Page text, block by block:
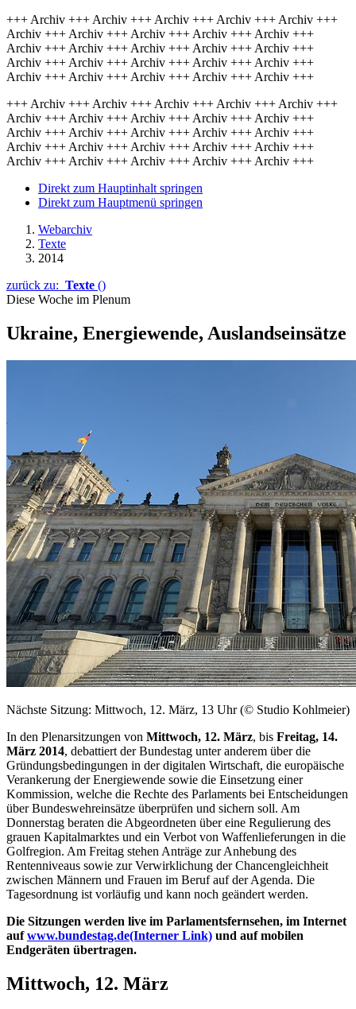
+++ Archiv +++ Archiv +++ Archiv +++ Archiv +++ Archiv +++
Archiv +++ Archiv +++ Archiv +++ Archiv +++ Archiv +++
Archiv +++ Archiv +++ Archiv +++ Archiv +++ Archiv +++
Archiv +++ Archiv +++ Archiv +++ Archiv +++ Archiv +++
Archiv +++ Archiv +++ Archiv +++ Archiv +++ Archiv +++
+++ Archiv +++ Archiv +++ Archiv +++ Archiv +++ Archiv +++
Archiv +++ Archiv +++ Archiv +++ Archiv +++ Archiv +++
Archiv +++ Archiv +++ Archiv +++ Archiv +++ Archiv +++
Archiv +++ Archiv +++ Archiv +++ Archiv +++ Archiv +++
Archiv +++ Archiv +++ Archiv +++ Archiv +++ Archiv +++
Direkt zum Hauptinhalt springen
Direkt zum Hauptmenü springen
Webarchiv
Texte
2014
zurück zu: Texte ()
Diese Woche im Plenum
Ukraine, Energiewende, Auslandseinsätze
Nächste Sitzung: Mittwoch, 12. März, 13 Uhr (© Studio Kohlmeier)
In den Plenarsitzungen von Mittwoch, 12. März, bis Freitag, 14.
März 2014, debattiert der Bundestag unter anderem über die
Gründungsbedingungen in der digitalen Wirtschaft, die europäische
Verankerung der Energiewende sowie die Einsetzung einer
Kommission, welche die Rechte des Parlaments bei Entscheidungen
über Bundeswehreinsätze überprüfen und sichern soll. Am
Donnerstag beraten die Abgeordneten über eine Regulierung des
grauen Kapitalmarktes und ein Verbot von Waffenlieferungen in die
Golfregion. Am Freitag stehen Anträge zur Anhebung des
Rentenniveaus sowie zur Verwirklichung der Chancengleichheit
zwischen Männern und Frauen im Beruf auf der Agenda. Die
Tagesordnung ist vorläufig und kann noch geändert werden.
Die Sitzungen werden live im Parlamentsfernsehen, im Internet
aufwww.bundestag.de(Interner Link) und auf mobilen
Endgeräten übertragen.
Mittwoch, 12. März